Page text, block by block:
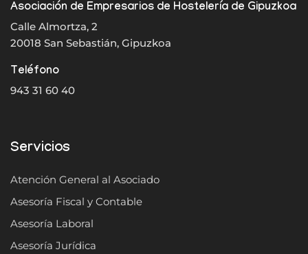
Asociación de Empresarios de Hostelería de Gipuzkoa
Calle Almortza, 2
20018 San Sebastián, Gipuzkoa
Teléfono
943 31 60 40
Servicios
Atención General al Asociado
Asesoría Fiscal y Contable
Asesoría Laboral
Asesoría Jurídica